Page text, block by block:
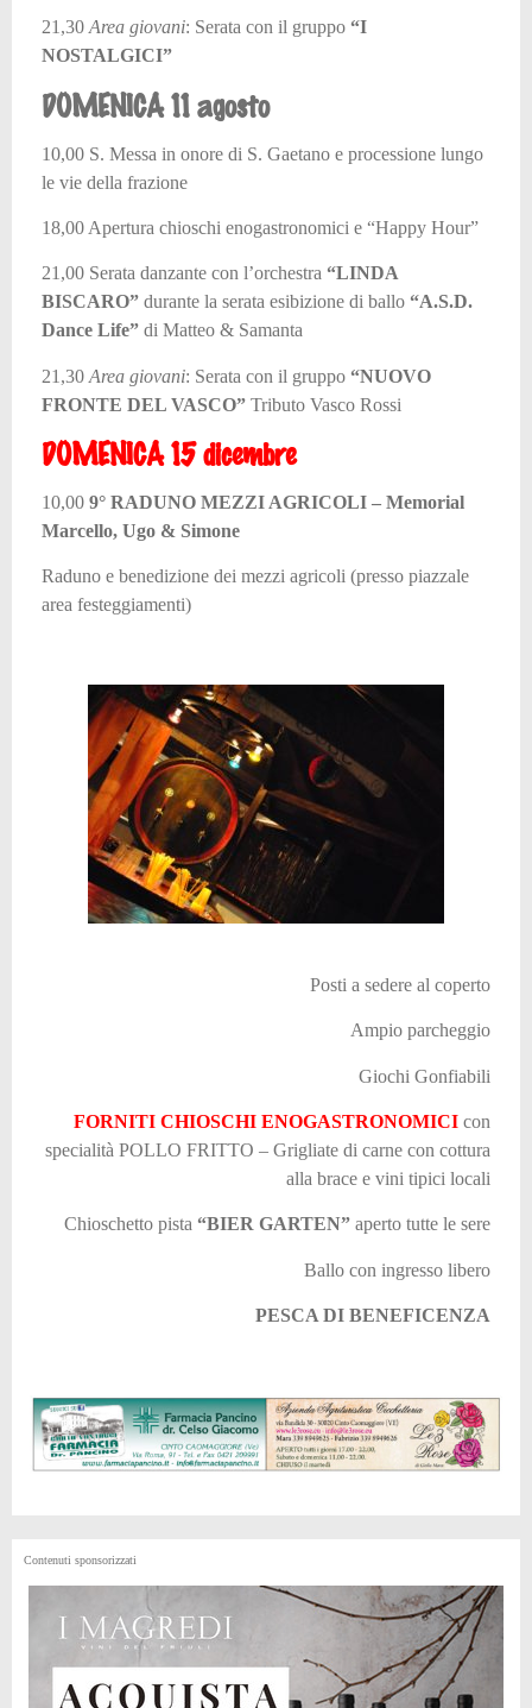
21,30 Area giovani: Serata con il gruppo “I
NOSTALGICI”
DOMENICA 11 agosto
10,00 S. Messa in onore di S. Gaetano e processione lungo
le vie della frazione
18,00 Apertura chioschi enogastronomici e “Happy Hour”
21,00 Serata danzante con l’orchestra “LINDA
BISCARO” durante la serata esibizione di ballo “A.S.D.
Dance Life” di Matteo & Samanta
21,30 Area giovani: Serata con il gruppo “NUOVO
FRONTE DEL VASCO” Tributo Vasco Rossi
DOMENICA 15 dicembre
10,00 9° RADUNO MEZZI AGRICOLI – Memorial
Marcello, Ugo & Simone
Raduno e benedizione dei mezzi agricoli (presso piazzale
area festeggiamenti)
Posti a sedere al coperto
Ampio parcheggio
Giochi Gonfiabili
FORNITI CHIOSCHI ENOGASTRONOMICI con
specialità POLLO FRITTO – Grigliate di carne con cottura
alla brace e vini tipici locali
Chioschetto pista “BIER GARTEN” aperto tutte le sere
Ballo con ingresso libero
PESCA DI BENEFICENZA
Contenuti sponsorizzati